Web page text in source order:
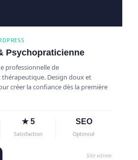
Psychopraticienne
professionnelle de
Design doux et
créer la confiance dès la première
★ 5
Satisfaction
SEO
Optimisé
Site vitrine